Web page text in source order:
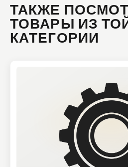
ТАКЖЕ
ТОВАРЫ ИЗ
КАТЕГОРИИ